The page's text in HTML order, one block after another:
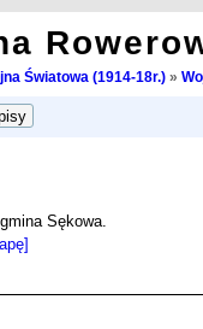
Światowa (1914-18r.)»
Sękowa.